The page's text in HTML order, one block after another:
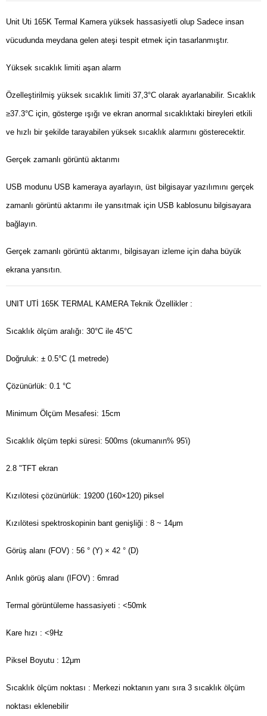
Unit Uti 165K Termal Kamera yüksek hassasiyetli olup Sadece insan
vücudunda meydana gelen ateşi tespit etmek için tasarlanmıştır.
Yüksek sıcaklık limiti aşan alarm
Özelleştirilmiş yüksek sıcaklık limiti 37,3°C olarak ayarlanabilir. Sıcaklık
≥37.3°C için, gösterge ışığı ve ekran anormal sıcaklıktaki bireyleri etkili
ve hızlı bir şekilde tarayabilen yüksek sıcaklık alarmını gösterecektir.
Gerçek zamanlı görüntü aktarımı
USB modunu USB kameraya ayarlayın, üst bilgisayar yazılımını gerçek
zamanlı görüntü aktarımı ile yansıtmak için USB kablosunu bilgisayara
bağlayın.
Gerçek zamanlı görüntü aktarımı, bilgisayarı izleme için daha büyük
ekrana yansıtın.
UNIT UTİ 165K TERMAL KAMERA Teknik Özellikler :
Sıcaklık ölçüm aralığı: 30°C ile 45°C
Doğruluk: ± 0.5°C (1 metrede)
Çözünürlük: 0.1 °C
Minimum Ölçüm Mesafesi: 15cm
Sıcaklık ölçüm tepki süresi: 500ms (okumanın% 95'i)
2.8 "TFT ekran
Kızılötesi çözünürlük: 19200 (160×120) piksel
Kızılötesi spektroskopinin bant genişliği : 8 ~ 14μm
Görüş alanı (FOV) : 56 ° (Y) × 42 ° (D)
Anlık görüş alanı (IFOV) : 6mrad
Termal görüntüleme hassasiyeti : <50mk
Kare hızı : <9Hz
Piksel Boyutu : 12μm
Sıcaklık ölçüm noktası : Merkezi noktanın yanı sıra 3 sıcaklık ölçüm
noktası eklenebilir